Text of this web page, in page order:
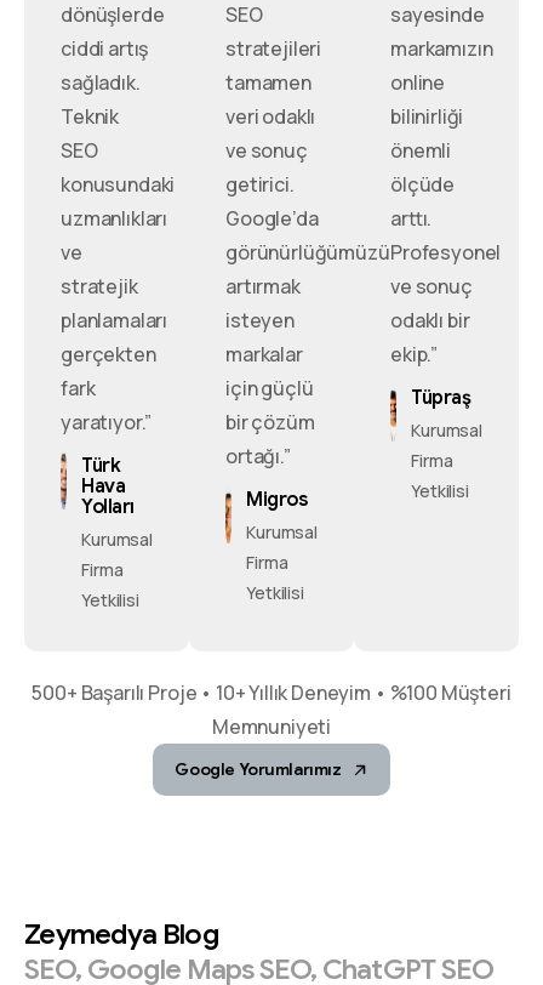
dönüşlerde
ciddi artış
sağladık.
Teknik
SEO
konusundaki
uzmanlıkları
ve
stratejik
planlamaları
gerçekten
fark
yaratıyor.”
Türk
Hava
Yolları
Kurumsal
Firma
Yetkilisi
SEO
stratejileri
tamamen
veri odaklı
ve sonuç
getirici.
Google’da
görünürlüğümüzü
artırmak
isteyen
markalar
için güçlü
bir çözüm
ortağı.”
Migros
Kurumsal
Firma
Yetkilisi
sayesinde
markamızın
online
bilinirliği
önemli
ölçüde
arttı.
Profesyonel
ve sonuç
odaklı bir
ekip.”
Tüpraş
Kurumsal
Firma
Yetkilisi
500+ Başarılı Proje • 10+ Yıllık Deneyim • %100 Müşteri
Memnuniyeti
Google Yorumlarımız
Zeymedya Blog
SEO, Google MapsSEO, ChatGPTSEO